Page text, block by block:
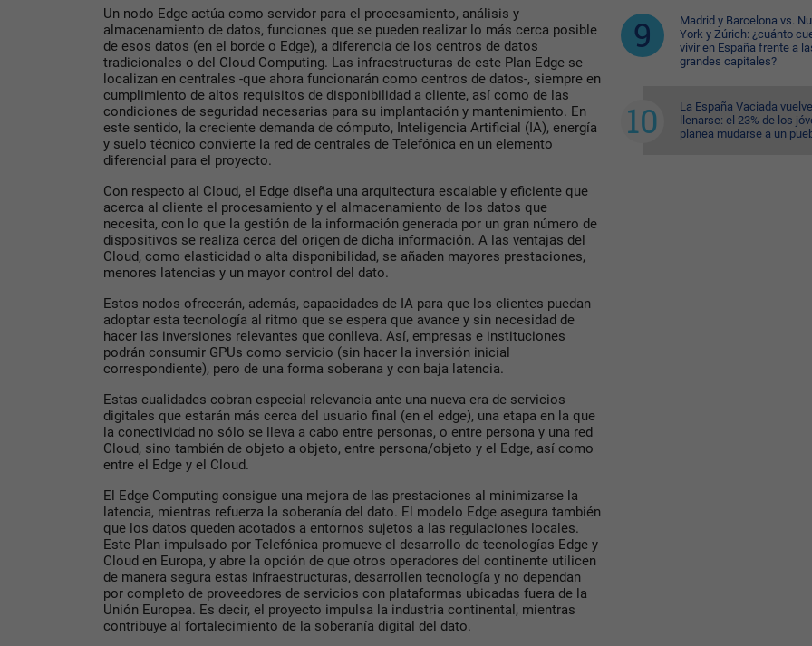
Un nodo Edge actúa como servidor para el procesamiento, análisis y
almacenamiento de datos, funciones que se pueden realizar lo más cerca posible
de esos datos (en el borde o Edge), a diferencia de los centros de datos
tradicionales o del Cloud Computing. Las infraestructuras de este Plan Edge se
localizan en centrales -que ahora funcionarán como centros de datos-, siempre en
cumplimiento de altos requisitos de disponibilidad a cliente, así como de las
condiciones de seguridad necesarias para su implantación y mantenimiento. En
este sentido, la creciente demanda de cómputo, Inteligencia Artificial (IA), energía
y suelo técnico convierte la red de centrales de Telefónica en un elemento
diferencial para el proyecto.
Con respecto al Cloud, el Edge diseña una arquitectura escalable y eficiente que
acerca al cliente el procesamiento y el almacenamiento de los datos que
necesita, con lo que la gestión de la información generada por un gran número de
dispositivos se realiza cerca del origen de dicha información. A las ventajas del
Cloud, como elasticidad o alta disponibilidad, se añaden mayores prestaciones,
menores latencias y un mayor control del dato.
Estos nodos ofrecerán, además, capacidades de IA para que los clientes puedan
adoptar esta tecnología al ritmo que se espera que avance y sin necesidad de
hacer las inversiones relevantes que conlleva. Así, empresas e instituciones
podrán consumir GPUs como servicio (sin hacer la inversión inicial
correspondiente), pero de una forma soberana y con baja latencia.
Estas cualidades cobran especial relevancia ante una nueva era de servicios
digitales que estarán más cerca del usuario final (en el edge), una etapa en la que
la conectividad no sólo se lleva a cabo entre personas, o entre persona y una red
Cloud, sino también de objeto a objeto, entre persona/objeto y el Edge, así como
entre el Edge y el Cloud.
El Edge Computing consigue una mejora de las prestaciones al minimizarse la
latencia, mientras refuerza la soberanía del dato. El modelo Edge asegura también
que los datos queden acotados a entornos sujetos a las regulaciones locales.
Este Plan impulsado por Telefónica promueve el desarrollo de tecnologías Edge y
Cloud en Europa, y abre la opción de que otros operadores del continente utilicen
de manera segura estas infraestructuras, desarrollen tecnología y no dependan
por completo de proveedores de servicios con plataformas ubicadas fuera de la
Unión Europea. Es decir, el proyecto impulsa la industria continental, mientras
contribuye al fortalecimiento de la soberanía digital del dato.
Madrid y Barcelona vs.
York y Zúrich: ¿cuánto
vivir en España frente a
grandes capitales?
La España Vaciada
llenarse: el 23% de los
planea mudarse a un